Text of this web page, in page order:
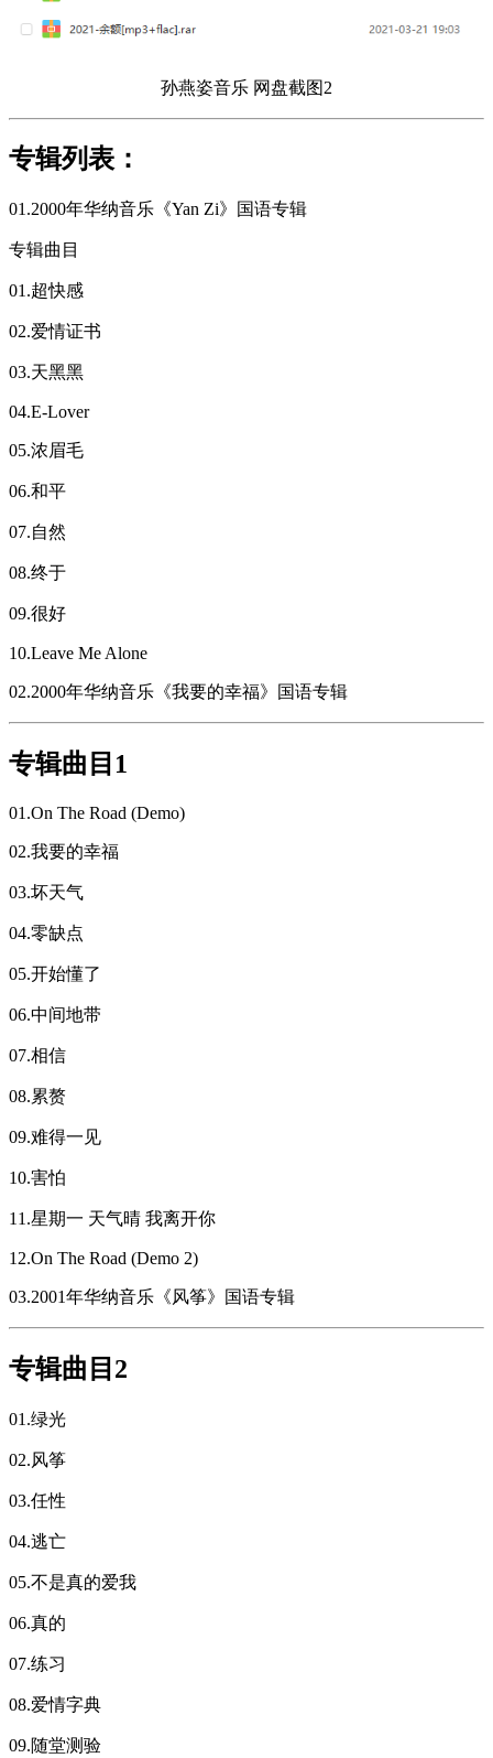
孙燕姿音乐 网盘截图2
专辑列表：
01.2000年华纳音乐《Yan Zi》国语专辑
专辑曲目
01.超快感
02.爱情证书
03.天黑黑
04.E-Lover
05.浓眉毛
06.和平
07.自然
08.终于
09.很好
10.Leave Me Alone
02.2000年华纳音乐《我要的幸福》国语专辑
专辑曲目1
01.On The Road (Demo)
02.我要的幸福
03.坏天气
04.零缺点
05.开始懂了
06.中间地带
07.相信
08.累赘
09.难得一见
10.害怕
11.星期一 天气晴 我离开你
12.On The Road (Demo 2)
03.2001年华纳音乐《风筝》国语专辑
专辑曲目2
01.绿光
02.风筝
03.任性
04.逃亡
05.不是真的爱我
06.真的
07.练习
08.爱情字典
09.随堂测验